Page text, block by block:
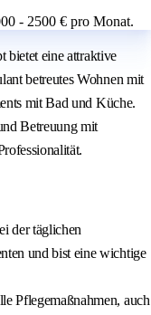
- 2500 € pro Monat.
bietet eine attraktive
betreutes Wohnen mit
mit Bad und Küche.
Betreuung mit
der täglichen
und bist eine wichtige
Pflegemaßnahmen, auch